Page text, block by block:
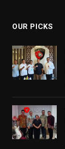
OUR PICKS